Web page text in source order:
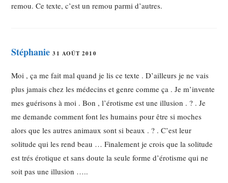
remou. Ce texte, c’est un remou parmi d’autres.
Stéphanie 31 AOÛT 2010
Moi , ça me fait mal quand je lis ce texte . D’ailleurs je ne vais
plus jamais chez les médecins et genre comme ça . Je m’invente
mes guérisons à moi . Bon , l’érotisme est une illusion . ? . Je
me demande comment font les humains pour être si moches
alors que les autres animaux sont si beaux . ? . C’est leur
solitude qui les rend beau … Finalement je crois que la solitude
est trés érotique et sans doute la seule forme d’érotisme qui ne
soit pas une illusion …..